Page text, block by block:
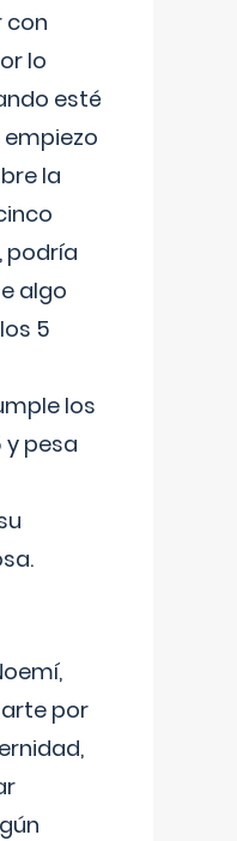
con
lo
esté
la
podría
algo
5
los
y pesa
por